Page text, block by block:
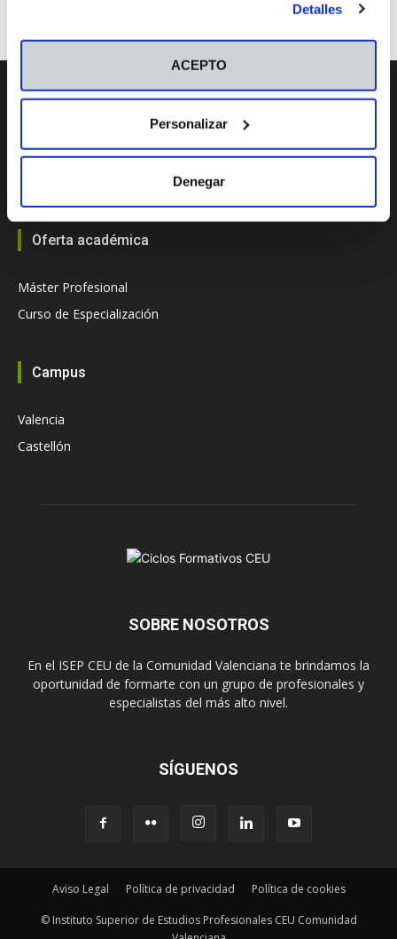
en el botón "Personalizar". Para más información puedes
visitar nuestra Política de Cookies
Detalles
ACEPTO
Personalizar
Denegar
Ciclos de Grado Medio
Oferta académica
Máster Profesional
Curso de Especialización
Campus
Valencia
Castellón
SOBRE NOSOTROS
En el ISEP CEU de la Comunidad Valenciana te brindamos la
oportunidad de formarte con un grupo de profesionales y
especialistas del más alto nivel.
SÍGUENOS
Aviso Legal Política de privacidad Política de cookies
© Instituto Superior de Estudios Profesionales CEU Comunidad